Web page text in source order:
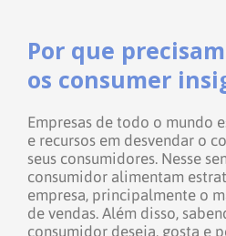
Por que
os consumer
Empresas de todo o mundo
e recursos em desvendar o
seus consumidores. Nesse
consumidor alimentam
empresa, principalmente o
de vendas. Além disso,
consumidor deseja, gosta e